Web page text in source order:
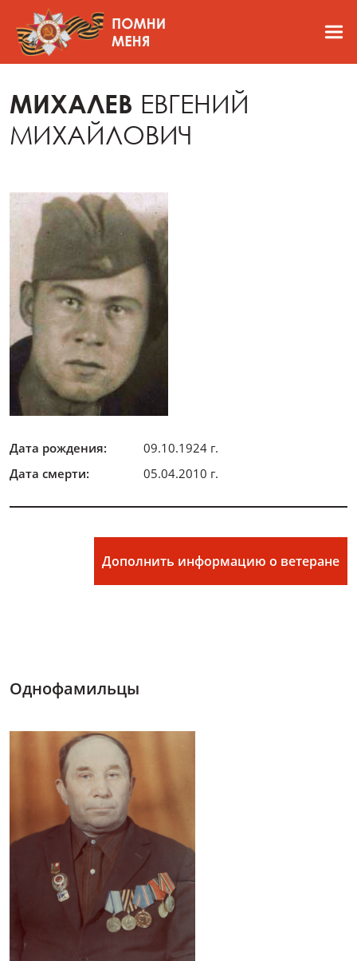
МИХАЛЕВ ЕВГЕНИЙ
МИХАЙЛОВИЧ
Дата рождения:
09.10.1924 г.
Дата смерти:
05.04.2010 г.
Дополнить информацию о ветеране
Однофамильцы